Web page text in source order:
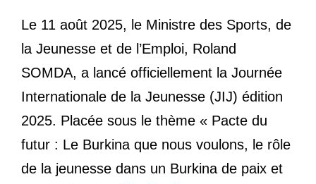
Le 11 août 2025, le Ministre des Sports, de
la Jeunesse et de l’Emploi, Roland
SOMDA, a lancé officiellement la Journée
Internationale de la Jeunesse (JIJ) édition
2025. Placée sous le thème « Pacte du
futur : Le Burkina que nous voulons, le rôle
de la jeunesse dans un Burkina de paix et